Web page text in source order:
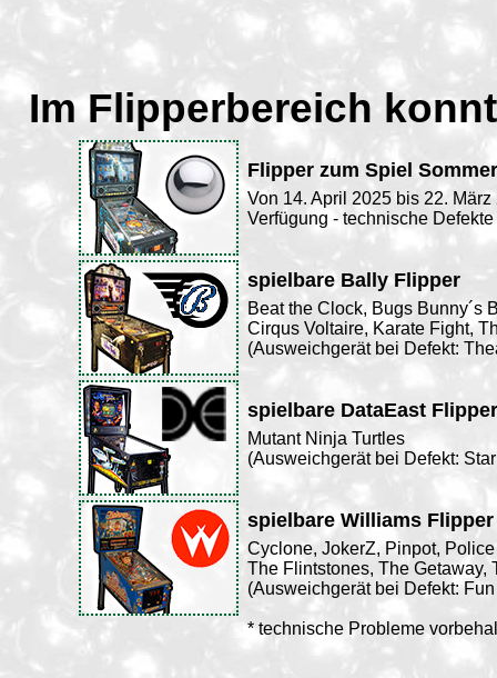
Im Flipperbereich
Flipper zum Spiel
Von 14. April 2025 bis 22.
Verfügung - technische
spielbare Bally Flipper
Beat the Clock, Bugs Bunny´s
Cirqus Voltaire, Karate Fight,
(Ausweichgerät bei Defekt:
spielbare DataEast Flipper
Mutant Ninja Turtles
(Ausweichgerät bei Defekt:
spielbare Williams Flipper
Cyclone, JokerZ, Pinpot,
The Flintstones, The Getaway,
(Ausweichgerät bei Defekt:
* technische Probleme